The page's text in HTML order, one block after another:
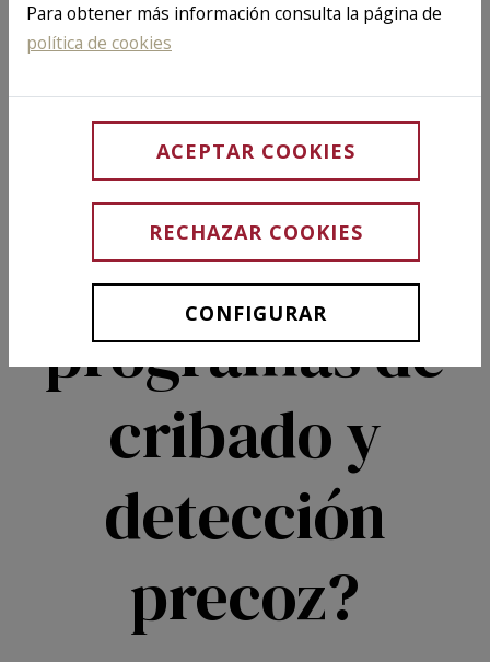
Primero: ¿Por
qué es tan
importante
participar en
programas de
cribado y
detección
precoz?
Para obtener más información consulta la página de
política de cookies
ACEPTAR COOKIES
RECHAZAR COOKIES
CONFIGURAR